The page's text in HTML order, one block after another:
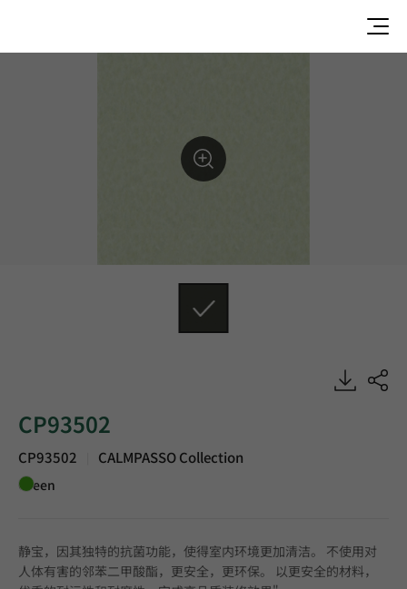
CP93502, CALMPASSO, Heterogeneous Sheet, HFLOR
CP93502
CP93502 CALMPASSO Collection
Green
静宝，因其独特的抗菌功能，使得室内环境更加清洁。 不使用对
人体有害的邻苯二甲酸酯，更安全，更环保。 以更安全的材料，